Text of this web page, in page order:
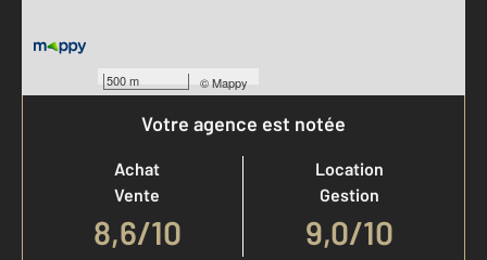
500 m ©Mappy
Votre agence est notée
Achat
Vente
8,6/10
Location
Gestion
9,0/10